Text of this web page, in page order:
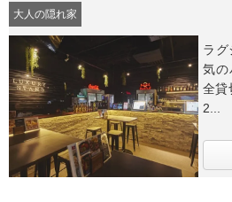
大人の隠れ家
ラグ
気の
全貸切。 20名様
2...